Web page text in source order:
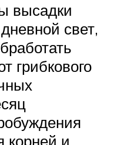
высадки
свет,
грибкового
корней и